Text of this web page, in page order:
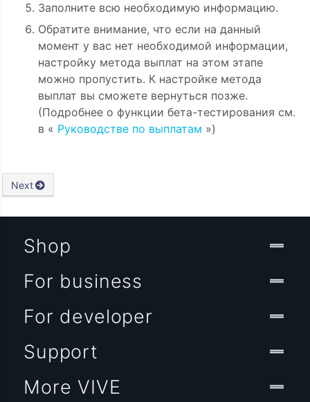
Заполните всю необходимую информацию.
Обратите внимание, что если на данный
момент у вас нет необходимой информации,
настройку метода выплат на этом этапе
можно пропустить. К настройке метода
выплат вы сможете вернуться позже.
(Подробнее о функции бета-тестирования см.
в « Руководстве по выплатам »)
Next
Shop
For business
For developer
Support
More VIVE